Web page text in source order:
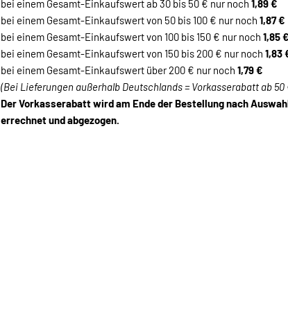
bei einem Gesamt-Einkaufswert ab 30 bis 50 € nur noch 1,89 €
bei einem Gesamt-Einkaufswert von 50 bis 100 € nur noch 1,87 €
bei einem Gesamt-Einkaufswert von 100 bis 150 € nur noch 1,85 €
bei einem Gesamt-Einkaufswert von 150 bis 200 € nur noch 1,83
bei einem Gesamt-Einkaufswert über 200 € nur noch 1,79 €
(Bei Lieferungen außerhalb Deutschlands = Vorkasserabatt ab 50
Der Vorkasserabatt wird am Ende der Bestellung nach
errechnet und abgezogen.